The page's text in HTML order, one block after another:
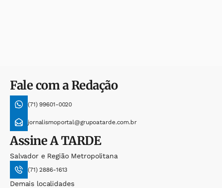
Fale com a Redação
(71) 99601-0020
jornalismoportal@grupoatarde.com.br
AssineA TARDE
Salvador e Região Metropolitana
(71) 2886-1613
Demais localidades